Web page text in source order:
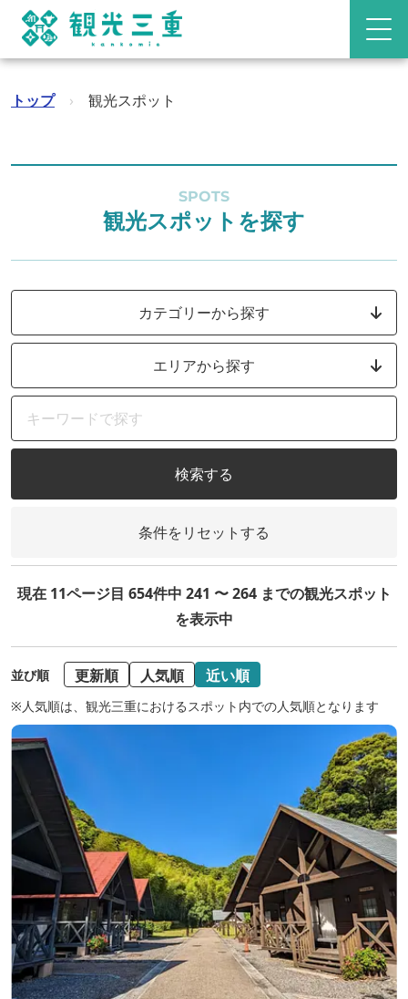
トップ › 観光スポット
SPOTS
観光スポットを探す
カテゴリーから探す
エリアから探す
検索する
条件をリセットする
現在 11ページ目 654件中 241 〜 264 までの観光スポット
を表示中
並び順 更新順 人気順 近い順
※人気順は、観光三重におけるスポット内での人気順となります